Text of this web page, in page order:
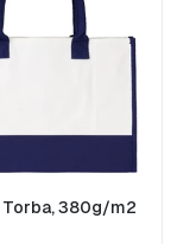
Torba, 380g/m2